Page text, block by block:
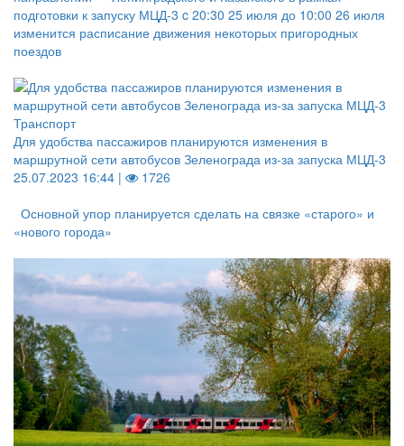
подготовки к запуску МЦД-3 c 20:30 25 июля до 10:00 26 июля
изменится расписание движения некоторых пригородных
поездов
Транспорт
Для удобства пассажиров планируются изменения в
маршрутной сети автобусов Зеленограда из-за запуска МЦД-3
25.07.2023 16:44 |
1726
Основной упор планируется сделать на связке «старого» и
«нового города»